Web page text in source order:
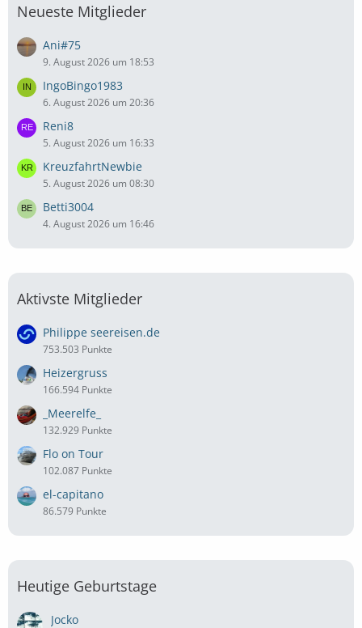
Neueste Mitglieder
Ani#75
9. August 2026 um 18:53
IngoBingo1983
6. August 2026 um 20:36
Reni8
5. August 2026 um 16:33
KreuzfahrtNewbie
5. August 2026 um 08:30
Betti3004
4. August 2026 um 16:46
Aktivste Mitglieder
Philippe seereisen.de
753.503 Punkte
Heizergruss
166.594 Punkte
_Meerelfe_
132.929 Punkte
Flo on Tour
102.087 Punkte
el-capitano
86.579 Punkte
Heutige Geburtstage
Jocko